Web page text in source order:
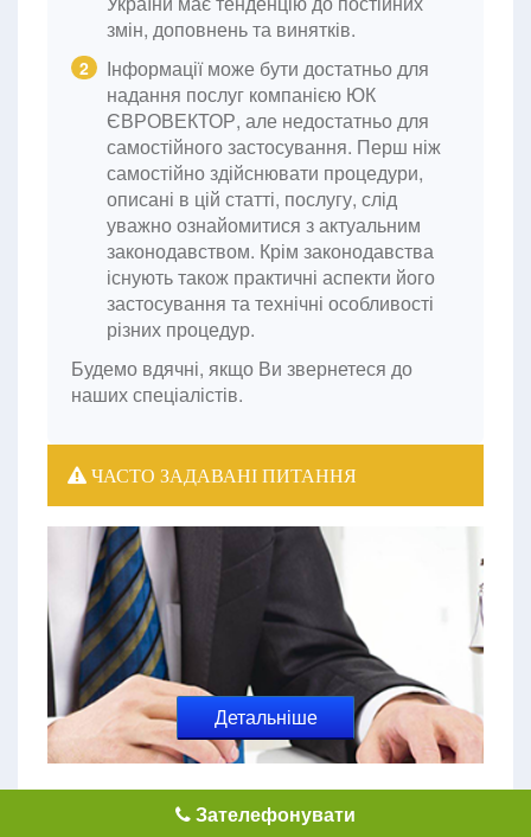
змін, доповнень та винятків.
2
Інформації може бути достатньо для
надання послуг компанією ЮК
ЄВРОВЕКТОР, але недостатньо для
самостійного застосування. Перш ніж
самостійно здійснювати процедури,
описані в цій статті, послугу, слід
уважно ознайомитися з актуальним
законодавством. Крім законодавства
існують також практичні аспекти його
застосування та технічні особливості
різних процедур.
Будемо вдячні, якщо Ви звернетеся до
наших спеціалістів.
ЧАСТО ЗАДАВАНІ ПИТАННЯ
Детальніше
Перелік документів дозвільного характеру у сфері
господарської діяльності
Зателефонувати